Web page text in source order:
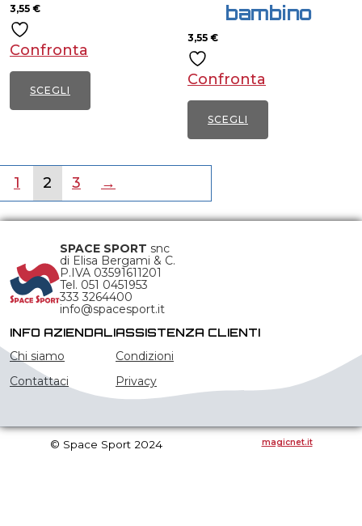
essere
scelte
nella
pagina
del
essere
scelte
nella
pagina
del
prodotto
3,55 €
Confronta
SCEGLI
ha
più
varianti.
opzioni
possono
essere
nella
pagina
del
bambino
3,55 €
Confronta
SCEGLI
prodotto
più
pagina
prodotto
1 2 3 →
SPACE SPORT snc
di Elisa Bergami & C.
P.IVA 03591611201
Tel. 051 0451953
333 3264400
info@spacesport.it
INFO AZIENDALI
Chi siamo
Contattaci
ASSISTENZA CLIENTI
Condizioni
Privacy
© Space Sport 2024 magicnet.it